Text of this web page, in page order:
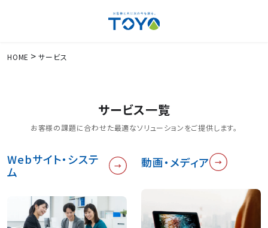
HOME サービス
サービス一覧
お客様の課題に合わせた最適なソリューションをご提供します。
Webサイト・システ
ム
動画・メディア